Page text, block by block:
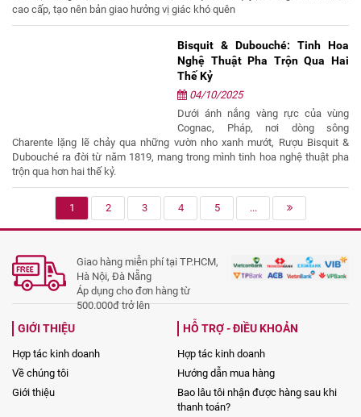
cao cấp, tạo nên bản giao hưởng vị giác khó quên
Bisquit & Dubouché: Tinh Hoa
Nghệ Thuật Pha Trộn Qua Hai
Thế Kỷ
04/10/2025
Dưới ánh nắng vàng rực của vùng
Cognac, Pháp, nơi dòng sông
Charente lặng lẽ chảy qua những vườn nho xanh mướt, Rượu Bisquit &
Dubouché ra đời từ năm 1819, mang trong mình tinh hoa nghệ thuật pha
trộn qua hơn hai thế kỷ.
1 2 3 4 5 ...
Giao hàng miễn phí tại TP.HCM,
Hà Nội, Đà Nẵng
Áp dụng cho đơn hàng từ
500.000đ trở lên
GIỚI THIỆU
Hợp tác kinh doanh
Về chúng tôi
Giới thiệu
HỖ TRỢ - ĐIỀU KHOẢN
Hợp tác kinh doanh
Hướng dẫn mua hàng
Bao lâu tôi nhận được hàng sau khi
thanh toán?